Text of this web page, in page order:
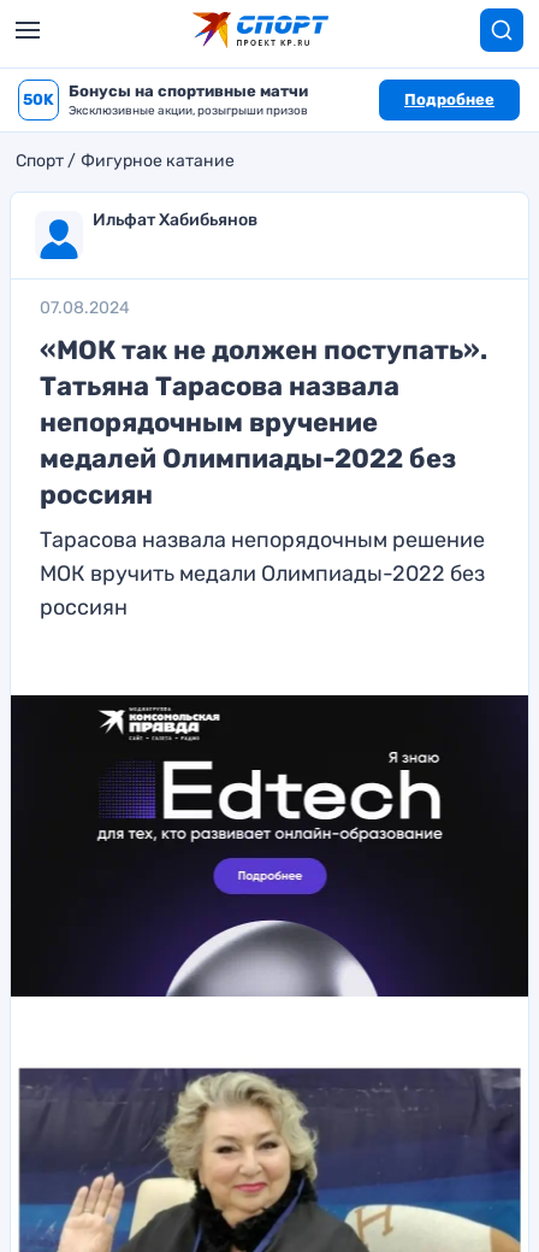
50K Бонусы на спортивные матчи
Эксклюзивные акции, розыгрыши призов
Подробнее
Спорт Фигурное катание
Ильфат Хабибьянов
07.08.2024
«МОК так не должен поступать».
Татьяна Тарасова назвала
непорядочным вручение
медалей Олимпиады-2022 без
россиян
Тарасова назвала непорядочным решение
МОК вручить медали Олимпиады-2022 без
россиян